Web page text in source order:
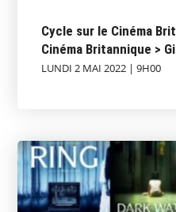
Cycle sur le Cinéma
Cinéma Britannique >
LUNDI 2 MAI 2022 | 9H00